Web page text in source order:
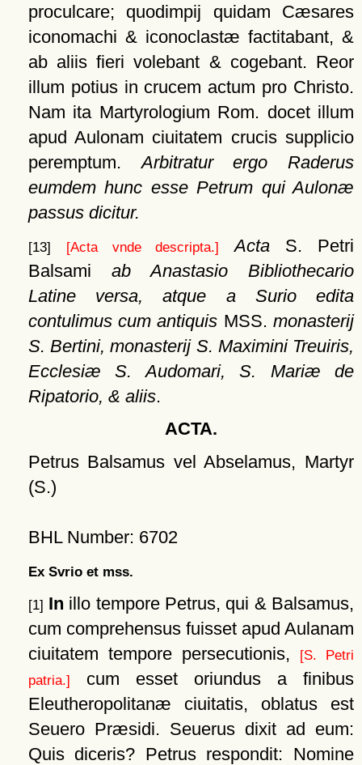
proculcare; quodimpij quidam Cæsares
iconomachi & iconoclastæ factitabant, &
ab aliis fieri volebant & cogebant. Reor
illum potius in crucem actum pro Christo.
Nam ita Martyrologium Rom. docet illum
apud Aulonam ciuitatem crucis supplicio
peremptum.Arbitratur ergo Raderus
eumdem hunc esse Petrum qui Aulonæ
passus dicitur.
[13] [Acta vnde descripta.] Acta S. Petri
Balsami ab Anastasio Bibliothecario
Latine versa, atque a Surio edita
contulimus cum antiquis MSS. monasterij
S. Bertini, monasterij S. Maximini Treuiris,
Ecclesiæ S. Audomari, S. Mariæ de
Ripatorio, & aliis.
ACTA.
Petrus Balsamus vel Abselamus, Martyr
(S.)
BHL Number: 6702
Ex Svrio et mss.
[1] In illo tempore Petrus, qui & Balsamus,
cum comprehensus fuisset apud Aulanam
ciuitatem tempore persecutionis,
[S. Petri
patria.]
cum esset oriundus a finibus
Eleutheropolitanæ ciuitatis, oblatus est
Seuero Præsidi. Seuerus dixit ad eum:
Quis diceris? Petrus respondit: Nomine